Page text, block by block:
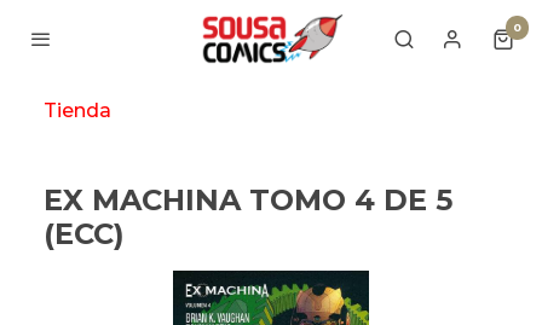
0
Tienda
EX MACHINA TOMO 4 DE 5
(ECC)